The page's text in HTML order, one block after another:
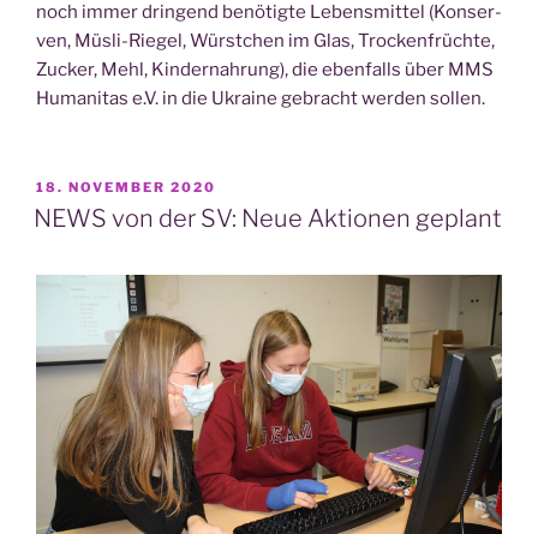
noch immer drin­gend benö­tig­te Lebens­mit­tel (Kon­ser­
ven, Müs­li-Rie­gel, Würst­chen im Glas, Tro­cken­früch­te,
Zucker, Mehl, Kin­der­nah­rung), die eben­falls über MMS
Huma­ni­tas e.V. in die Ukrai­ne gebracht wer­den sollen.
VERÖFFENTLICHT
AM
18. NOVEMBER 2020
NEWS von der SV: Neue Aktionen geplant